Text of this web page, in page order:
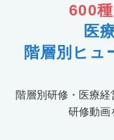
600
医
階層別ヒュ
階層別研修・医療
研修動画